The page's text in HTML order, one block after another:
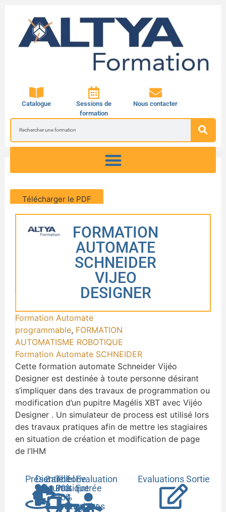
Catalogue
Sessions de
formation
Nous contacter
Télécharger le PDF
FORMATION
AUTOMATE
SCHNEIDER
VIJEO
DESIGNER
Formation Automate
programmable, FORMATION
AUTOMATISME ROBOTIQUE
Formation Automate SCHNEIDER
Cette formation automate Schneider Vijéo
Designer est destinée à toute personne désirant
s’impliquer dans des travaux de programmation ou
modification d’un pupitre Magélis XBT avec Vijéo
Designer . Un simulateur de process est utilisé lors
des travaux pratiques afin de mettre les stagiaires
en situation de création et modification de page
de l’IHM
Présentiel
Distanciel
3
jours
Théorie
30%
Pratique
70%
1
à
4
stagiaires
Evaluation
Entrée
Evaluations Sortie